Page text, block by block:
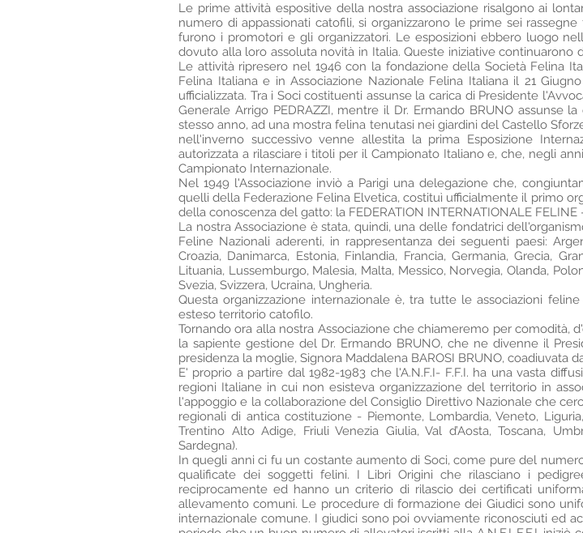
Le prime attività espositive della nostra associazione risalgono ai
numero di appassionati catofili, si organizzarono le prime sei
furono i promotori e gli organizzatori. Le esposizioni ebbero luogo
dovuto alla loro assoluta novità in Italia. Queste iniziative continuarono
Le attività ripresero nel 1946 con la fondazione della Società Felina
Felina Italiana e in Associazione Nazionale Felina Italiana il 21
ufficializzata. Tra i Soci costituenti assunse la carica di Presidente
Generale Arrigo PEDRAZZI, mentre il Dr. Ermando BRUNO assunse
stesso anno, ad una mostra felina tenutasi nei giardini del Castello
nell'inverno successivo venne allestita la prima Esposizione
autorizzata a rilasciare i titoli per il Campionato Italiano e, che, negli
Campionato Internazionale.
Nel 1949 l'Associazione inviò a Parigi una delegazione che,
quelli della Federazione Felina Elvetica, costituì ufficialmente il primo
della conoscenza del gatto: la FEDERATION INTERNATIONALE FELINE
La nostra Associazione è stata, quindi, una delle fondatrici
Feline Nazionali aderenti, in rappresentanza dei seguenti paesi:
Croazia, Danimarca, Estonia, Finlandia, Francia, Germania, Grecia,
Lituania, Lussemburgo, Malesia, Malta, Messico, Norvegia, Olanda,
Svezia, Svizzera, Ucraina, Ungheria.
Questa organizzazione internazionale è, tra tutte le associazioni
esteso territorio catofilo.
Tornando ora alla nostra Associazione che chiameremo per comodità,
la sapiente gestione del Dr. Ermando BRUNO, che ne divenne il
presidenza la moglie, Signora Maddalena BAROSI BRUNO, coadiuvata
E' proprio a partire dal 1982-1983 che l'A.N.F.I- F.F.I. ha una vasta
regioni Italiane in cui non esisteva organizzazione del territorio in
l'appoggio e la collaborazione del Consiglio Direttivo Nazionale che
regionali di antica costituzione - Piemonte, Lombardia, Veneto,
Trentino Alto Adige, Friuli Venezia Giulia, Val d’Aosta, Toscana,
Sardegna).
In quegli anni ci fu un costante aumento di Soci, come pure del
qualificate dei soggetti felini. I Libri Origini che rilasciano i
reciprocamente ed hanno un criterio di rilascio dei certificati
allevamento comuni. Le procedure di formazione dei Giudici sono
internazionale comune. I giudici sono poi ovviamente riconosciuti ed